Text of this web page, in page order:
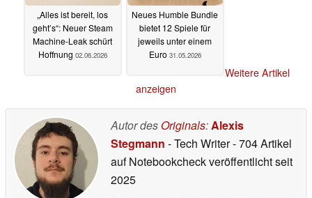
„Alles ist bereit, los
geht’s“: Neuer Steam
Machine-Leak schürt
Hoffnung 02.06.2026
Neues Humble Bundle
bietet 12 Spiele für
jeweils unter einem
Euro 31.05.2026
Weitere Artikel
anzeigen
Autor des Originals:Alexis
Stegmann - Tech Writer- 704 Artikel
auf Notebookcheck veröffentlichtseit
2025